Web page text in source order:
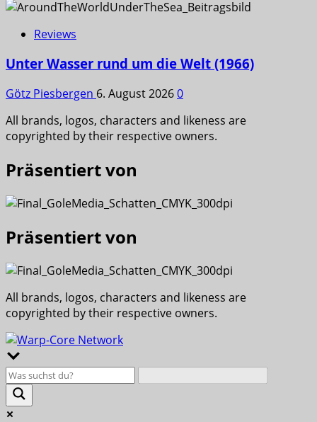
Reviews
Unter Wasser rund um die Welt (1966)
Götz Piesbergen 6. August 20260
All brands, logos, characters and likeness are
copyrighted by their respective owners.
Präsentiert von
Präsentiert von
All brands, logos, characters and likeness are
copyrighted by their respective owners.